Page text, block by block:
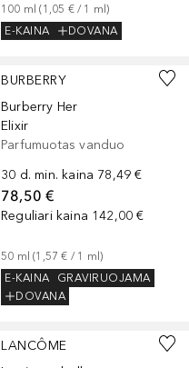
100 ml (1,05 € / 1 ml)
E-KAINA
DOVANA
BURBERRY
Burberry Her
Elixir
Parfumuotas vanduo
30 d. min. kaina 78,49 €
78,50 €
Reguliari kaina 142,00 €
50 ml (1,57 € / 1 ml)
E-KAINA
GRAVIRUOJAMA
DOVANA
LANCÔME